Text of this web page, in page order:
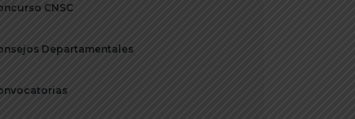
CNSC
Departamentales